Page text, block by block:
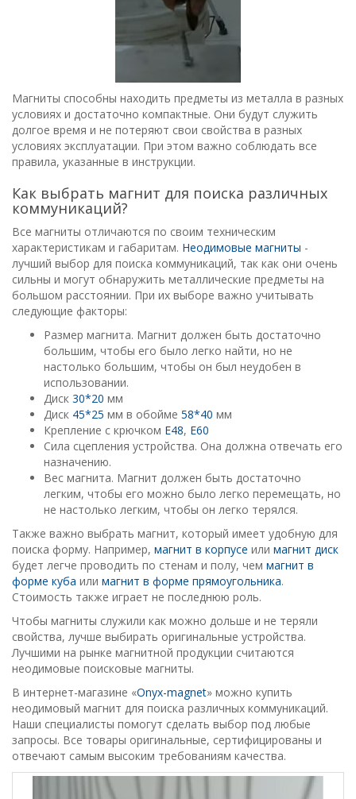
Магниты способны находить предметы из металла в разных
условиях и достаточно компактные. Они будут служить
долгое время и не потеряют свои свойства в разных
условиях эксплуатации. При этом важно соблюдать все
правила, указанные в инструкции.
Как выбрать магнит для поиска различных
коммуникаций?
Все магниты отличаются по своим техническим
характеристикам и габаритам. Неодимовые магниты -
лучший выбор для поиска коммуникаций, так как они очень
сильны и могут обнаружить металлические предметы на
большом расстоянии. При их выборе важно учитывать
следующие факторы:
Размер магнита. Магнит должен быть достаточно
большим, чтобы его было легко найти, но не
настолько большим, чтобы он был неудобен в
использовании.
Диск 30*20 мм
Диск 45*25 мм в обойме 58*40 мм
Крепление с крючком Е48, Е60
Сила сцепления устройства. Она должна отвечать его
назначению.
Вес магнита. Магнит должен быть достаточно
легким, чтобы его можно было легко перемещать, но
не настолько легким, чтобы он легко терялся.
Также важно выбрать магнит, который имеет удобную для
поиска форму. Например, магнит в корпусе или магнит диск
будет легче проводить по стенам и полу, чем магнит в
форме куба или магнит в форме прямоугольника.
Стоимость также играет не последнюю роль.
Чтобы магниты служили как можно дольше и не теряли
свойства, лучше выбирать оригинальные устройства.
Лучшими на рынке магнитной продукции считаются
неодимовые поисковые магниты.
В интернет-магазине «Оnyx-magnet» можно купить
неодимовый магнит для поиска различных коммуникаций.
Наши специалисты помогут сделать выбор под любые
запросы. Все товары оригинальные, сертифицированы и
отвечают самым высоким требованиям качества.